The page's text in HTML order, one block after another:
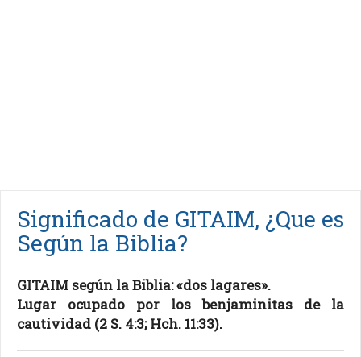
Significado de GITAIM, ¿Que es
Según la Biblia?
GITAIM según la Biblia: «dos lagares».
Lugar ocupado por los benjaminitas de la
cautividad (2 S. 4:3; Hch. 11:33).